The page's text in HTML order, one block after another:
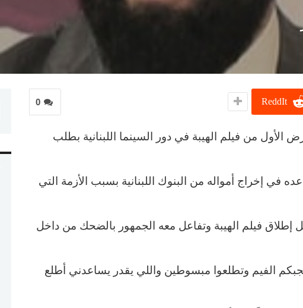
0 ReddIt
من فيلم الهيبة في دور السينما اللبنانية بطلب
مازحاً بمكافأة تزيد عن 10% لمن يساعده في إخراج أمواله من البنوك اللبنانية بسبب الأزمة التي
إطلاق فيلم الهيبة وتفاعل معه الجمهور بالضحك من داخل
الفيم وتطلعوا مبسوطين واللي يقدر يساعدني أطلع